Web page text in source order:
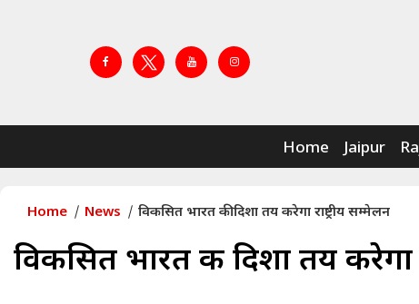
Home Jaipur
Home News विकसित भारत की दिशा तय करेगा राष्ट्रीय सम्मेलन
विकसित भारत की दिशा तय करेगा